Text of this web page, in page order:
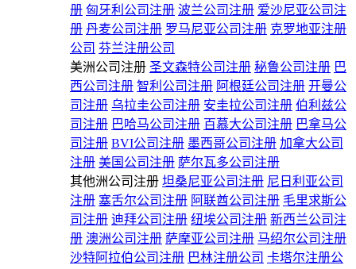
册 匈牙利公司注册 波兰公司注册 爱沙尼亚公司注
册 丹麦公司注册 罗马尼亚公司注册 克罗地亚注册
公司 芬兰注册公司
美洲公司注册 圣文森特公司注册 秘鲁公司注册 巴
西公司注册 智利公司注册 阿根廷公司注册 开曼公
司注册 乌拉圭公司注册 安圭拉公司注册 伯利兹公
司注册 巴哈马公司注册 百慕大公司注册 巴拿马公
司注册 BVI公司注册 墨西哥公司注册 加拿大公司
注册 美国公司注册 萨尔瓦多公司注册
其他洲公司注册 坦桑尼亚公司注册 尼日利亚公司
注册 塞舌尔公司注册 阿联酋公司注册 毛里求斯公
司注册 迪拜公司注册 纽埃公司注册 新西兰公司注
册 澳洲公司注册 萨摩亚公司注册 马绍尔公司注册
沙特阿拉伯公司注册 巴林注册公司 卡塔尔注册公